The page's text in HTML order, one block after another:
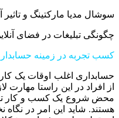
سوشال مدیا مارکتینگ و
چگونگی تبلیغات در فضای
کسب تجربه در زمینه
حسابداری اغلب اوقات یک
از افراد در این راستا
محض شروع یک کسب و کار
هستند. شاید این امر در